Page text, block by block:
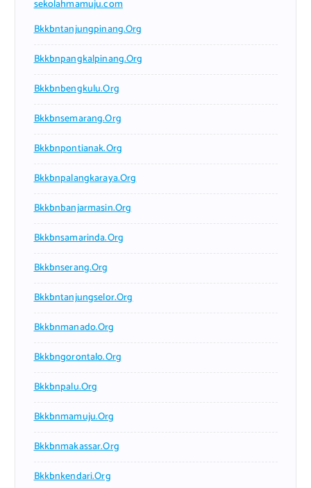
sekolahmamuju.com
Bkkbntanjungpinang.org
Bkkbnpangkalpinang.org
Bkkbnbengkulu.org
Bkkbnsemarang.org
Bkkbnpontianak.org
Bkkbnpalangkaraya.org
Bkkbnbanjarmasin.org
Bkkbnsamarinda.org
Bkkbnserang.org
Bkkbntanjungselor.org
Bkkbnmanado.org
Bkkbngorontalo.org
Bkkbnpalu.org
Bkkbnmamuju.org
Bkkbnmakassar.org
Bkkbnkendari.org